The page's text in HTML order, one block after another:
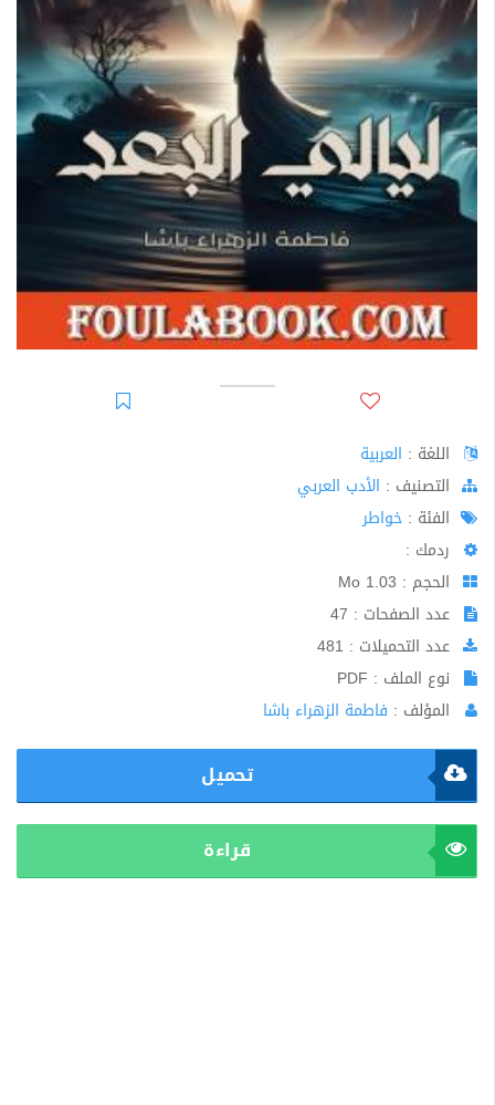
اللغة : العربية
اﻟﺘﺼﻨﻴﻒ : الأدب العربي
الفئة : خواطر
ردمك :
الحجم : 1.03 Mo
عدد الصفحات : 47
عدد التحميلات : 481
نوع الملف : PDF
المؤلف : فاطمة الزهراء باشا
تحميل
قراءة